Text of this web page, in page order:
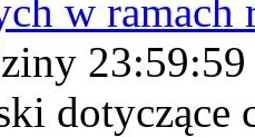
w ramach